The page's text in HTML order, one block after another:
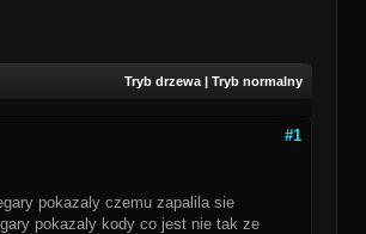
Tryb drzewa | Tryb normalny
#1
pokazaly czemu zapalila sie
pokazaly kody co jest nie tak ze